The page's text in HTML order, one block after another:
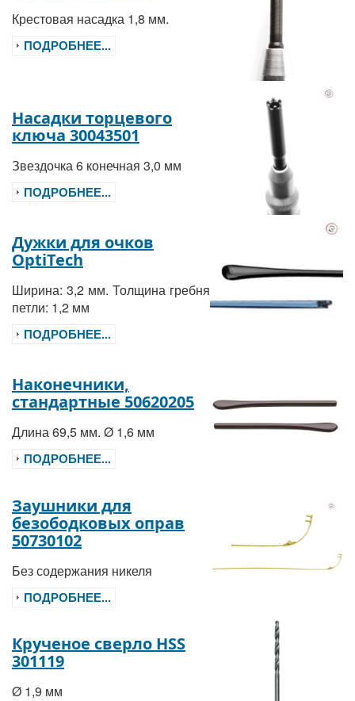
Крестовая насадка 1,8 мм.
ПОДРОБНЕЕ...
Насадки торцевого
ключа 30043501
Звездочка 6 конечная 3,0 мм
ПОДРОБНЕЕ...
Дужки для очков
OptiTech
Ширина: 3,2 мм. Толщина гребня
петли: 1,2 мм
ПОДРОБНЕЕ...
Наконечники,
стандартные 50620205
Длина 69,5 мм. Ø 1,6 мм
ПОДРОБНЕЕ...
Заушники для
безободковых оправ
50730102
Без содержания никеля
ПОДРОБНЕЕ...
Крученое сверло HSS
301119
Ø 1,9 мм